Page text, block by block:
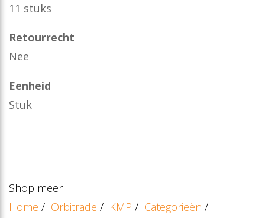
11 stuks
Retourrecht
Nee
Eenheid
Stuk
Shop meer
Home / Orbitrade / KMP / Categorieën /